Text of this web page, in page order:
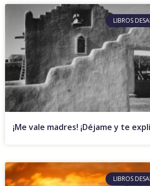
LIBROS
¡Me vale madres! ¡Déjame y te
LIBROS